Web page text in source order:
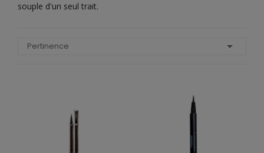
souple d'un seul trait.
Pertinence 